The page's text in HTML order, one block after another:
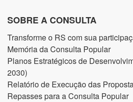
SOBRE A CONSULTA
Transforme o RS com sua
Memória da Consulta Popular
Planos Estratégicos de
2030)
Relatório de Execução das
Repasses para a Consulta Popular